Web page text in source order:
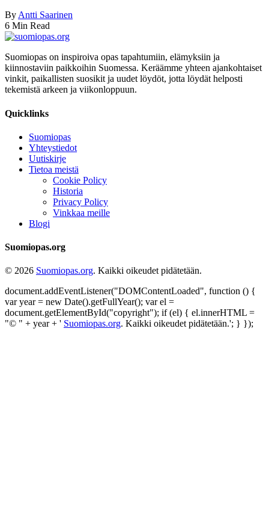
By Antti Saarinen
6 Min Read
Suomiopas on inspiroiva opas tapahtumiin, elämyksiin ja
kiinnostaviin paikkoihin Suomessa. Keräämme yhteen ajankohtaiset
vinkit, paikallisten suosikit ja uudet löydöt, jotta löydät helposti
tekemistä arkeen ja viikonloppuun.
Quicklinks
Suomiopas
Yhteystiedot
Uutiskirje
Tietoa meistä
Cookie Policy
Historia
Privacy Policy
Vinkkaa meille
Blogi
Suomiopas.org
© 2026 Suomiopas.org. Kaikki oikeudet pidätetään.
document.addEventListener("DOMContentLoaded", function () {
var year = new Date().getFullYear(); var el =
document.getElementById("copyright"); if (el) { el.innerHTML =
"© " + year + ' Suomiopas.org. Kaikki oikeudet pidätetään.'; } });